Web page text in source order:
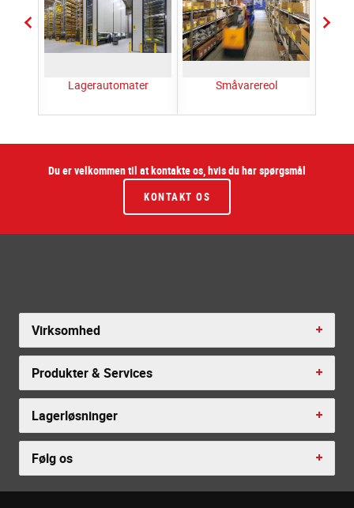
Lagerautomater Småvarereol
Du er velkommen til at kontakte os, hvis du har spørgsmål
KONTAKT OS
Virksomhed
Produkter & Services
Lagerløsninger
Følg os